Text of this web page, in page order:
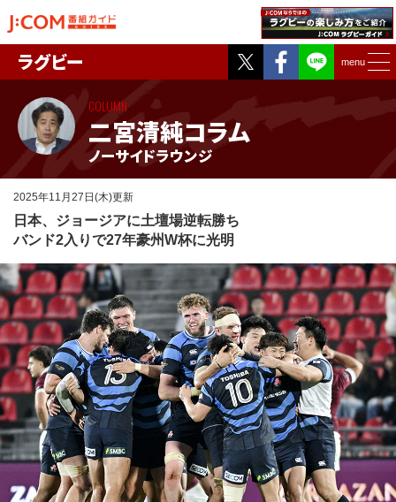
Twitter
Facebook
menu
ラグビー
二宮清純コラム
ノーサイドラウンジ
COLUMN
2025年11月27日(木)更新
日本、ジョージアに土壇場逆転勝ち
バンド2入りで27年豪州W杯に光明